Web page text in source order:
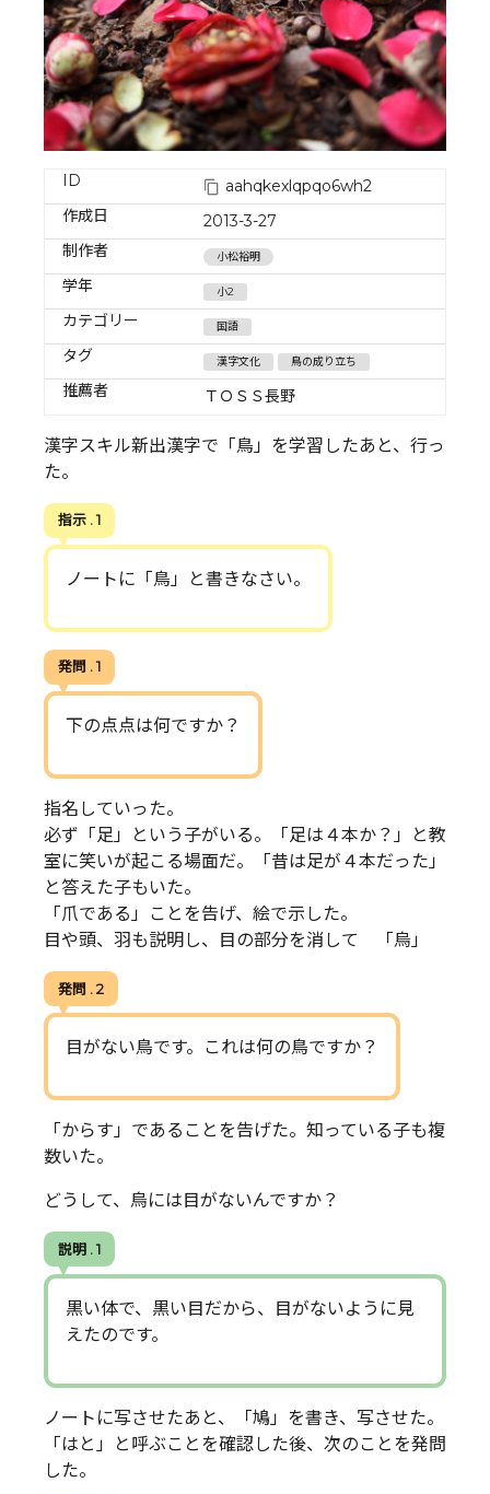
ID
aahqkexlqpqo6wh2
作成日
2013-3-27
制作者
小松裕明
学年 小2
カテゴリー 国語
タグ 漢字文化 鳥の成り立ち
推薦者 ＴＯＳＳ長野
漢字スキル新出漢字で「鳥」を学習したあと、行っ
た。
指示 . 1
ノートに「鳥」と書きなさい。
発問 . 1
下の点点は何ですか？
指名していった。
必ず「足」という子がいる。「足は４本か？」と教
室に笑いが起こる場面だ。「昔は足が４本だった」
と答えた子もいた。
「爪である」ことを告げ、絵で示した。
目や頭、羽も説明し、目の部分を消して 「烏」
発問 . 2
目がない鳥です。これは何の鳥ですか？
「からす」であることを告げた。知っている子も複
数いた。
どうして、烏には目がないんですか？
説明 . 1
黒い体で、黒い目だから、目がないように見
えたのです。
ノートに写させたあと、「鳩」を書き、写させた。
「はと」と呼ぶことを確認した後、次のことを発問
した。